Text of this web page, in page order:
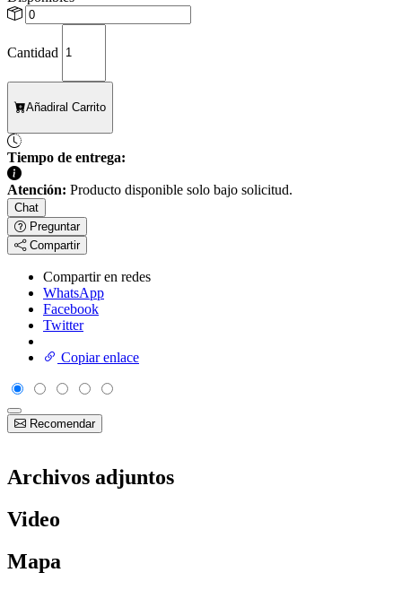
Cantidad
Añadiral Carrito
Tiempo de entrega:
Atención: Producto disponible solo bajo solicitud.
Chat
Preguntar
Compartir
Compartir en redes
WhatsApp
Facebook
Twitter
Copiar enlace
Recomendar
Archivos adjuntos
Video
Mapa